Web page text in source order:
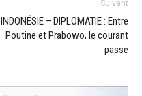
Suivant
INDONÉSIE – DIPLOMATIE : Entre
Poutine et Prabowo, le courant
passe